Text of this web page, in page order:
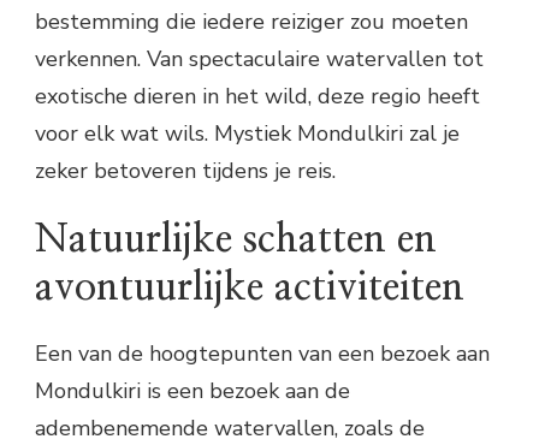
bestemming die iedere reiziger zou moeten
verkennen. Van spectaculaire watervallen tot
exotische dieren in het wild, deze regio heeft
voor elk wat wils. Mystiek Mondulkiri zal je
zeker betoveren tijdens je reis.
Natuurlijke schatten en
avontuurlijke activiteiten
Een van de hoogtepunten van een bezoek aan
Mondulkiri is een bezoek aan de
adembenemende watervallen, zoals de